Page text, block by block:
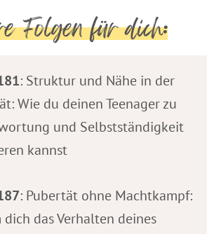
Folgen für dich:
: Struktur und Nähe in der
Wie du deinen Teenager zu
und Selbstständigkeit
kannst
: Pubertät ohne Machtkampf:
dich das Verhalten deines